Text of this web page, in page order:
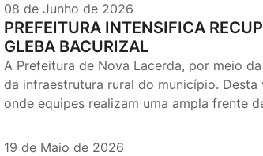
08 de Junho de 2026
PREFEITURA INTENSIFICA
GLEBA BACURIZAL
A Prefeitura de Nova Lacerda, por meio
da infraestrutura rural do município.
onde equipes realizam uma ampla frente
19 de Maio de 2026